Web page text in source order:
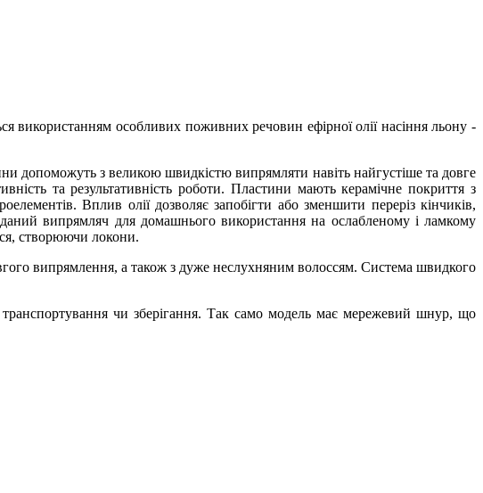
використанням особливих поживних речовин ефірної олії насіння льону -
з великою швидкістю випрямляти навіть найгустіше та довге
та результативність роботи. Пластини мають керамічне покриття з
Вплив олії дозволяє запобігти або зменшити переріз кінчиків,
випрямляч для домашнього використання на ослабленому і ламкому
створюючи локони.
випрямлення, а також з дуже неслухняним волоссям. Система швидкого
транспортування чи зберігання. Так само модель має мережевий шнур, що